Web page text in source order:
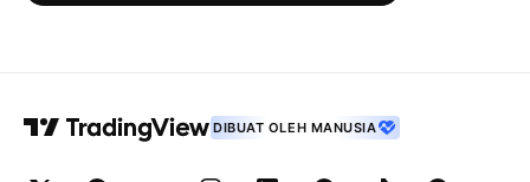
DIBUAT OLEH MANUSIA